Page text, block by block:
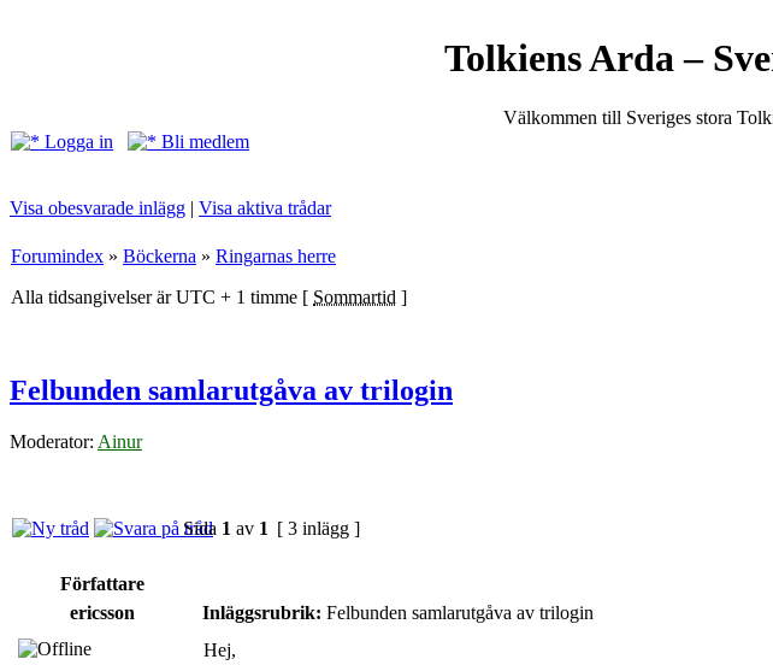
Tolkiens Arda –
Välkommen till Sveriges stora
Logga in
Bli medlem
Visa obesvarade inlägg | Visa aktiva trådar
Forumindex » Böckerna » Ringarnas herre
Alla tidsangivelser är UTC + 1 timme [ Sommartid ]
Felbunden samlarutgåva av trilogin
Moderator: Ainur
Sida 1 av 1 [ 3 inlägg ]
Författare
ericsson
Inläggsrubrik: Felbunden samlarutgåva av trilogin
Hej,